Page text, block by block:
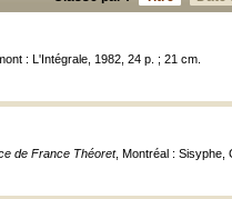
: L'Intégrale, 1982, 24 p. ; 21 cm.
de France Théoret, Montréal : Sisyphe,